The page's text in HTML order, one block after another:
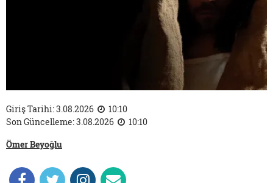
Giriş Tarihi: 3.08.2026
10:10
Son Güncelleme: 3.08.2026
10:10
Ömer Beyoğlu